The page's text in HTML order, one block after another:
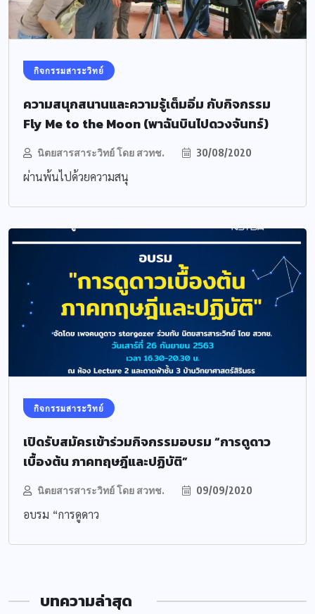
กิจกรรมสาระวิทย์
ความสนุกสนานและความรู้เต็มอิ่ม กับกิจกรรม
Fly Me to the Moon (พาฉันบินไปดวงจันทร์)
นิตยสารสาระวิทย์ โดย สวทช. 30/08/2020
ผ่านพ้นไปด้วยความสนุ
กิจกรรมสาระวิทย์
เปิดรับสมัครเข้าร่วมกิจกรรมอบรม “การดูดาว
เบื้องต้น ภาคทฤษฎีและปฏิบัติ”
นิตยสารสาระวิทย์ โดย สวทช. 09/09/2020
อบรม “การดูดาว
บทความล่าสุด